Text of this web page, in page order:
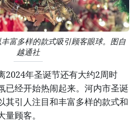
富多样的款式吸引顾客眼球。图自
越通社
年圣诞节还有大约2周时
已经开始热闹起来。河内市圣诞
其引人注目和丰富多样的款式和
顾客。